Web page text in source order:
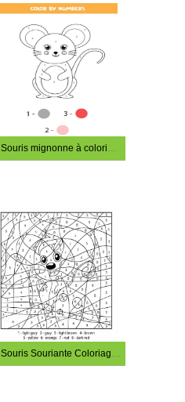
Souris mignonne à colorier par numéro
Souris Souriante Coloriage Magique